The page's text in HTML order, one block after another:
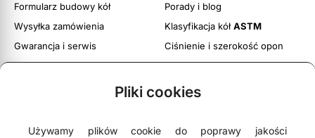
Pliki cookies
Używamy plików cookie do poprawy jakości
Formularz budowy kół
Wysyłka zamówienia
Gwarancja i serwis
Obsługa zwrotów
Porady i blog
Klasyfikacja kółASTM
Ciśnienie i szerokość opon
Regulamin witryny